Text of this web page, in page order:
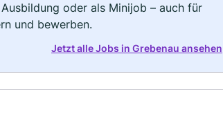
oder als Minijob – auch für
und bewerben.
Jetzt alle Jobs in Grebenau ansehen